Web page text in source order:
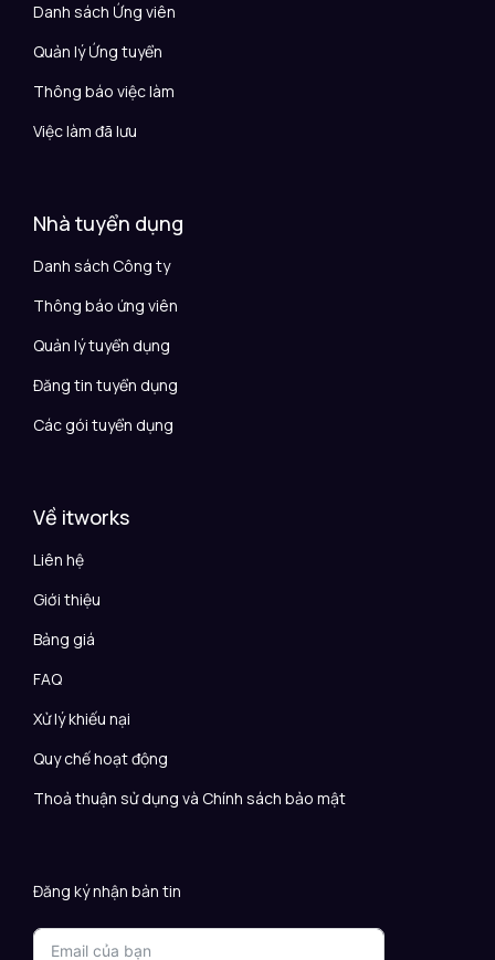
Danh sách Ứng viên
Quản lý Ứng tuyển
Thông báo việc làm
Việc làm đã lưu
Nhà tuyển dụng
Danh sách Công ty
Thông báo ứng viên
Quản lý tuyển dụng
Đăng tin tuyển dụng
Các gói tuyển dụng
Về itworks
Liên hệ
Giới thiệu
Bảng giá
FAQ
Xử lý khiếu nại
Quy chế hoạt động
Thoả thuận sử dụng và Chính sách bảo mật
Đăng ký nhận bản tin